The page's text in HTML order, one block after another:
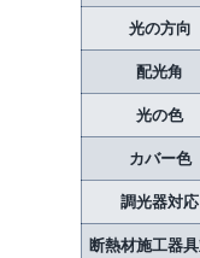
光の方向
配光角
光の色
カバー色
調光器対応
断熱材施工器